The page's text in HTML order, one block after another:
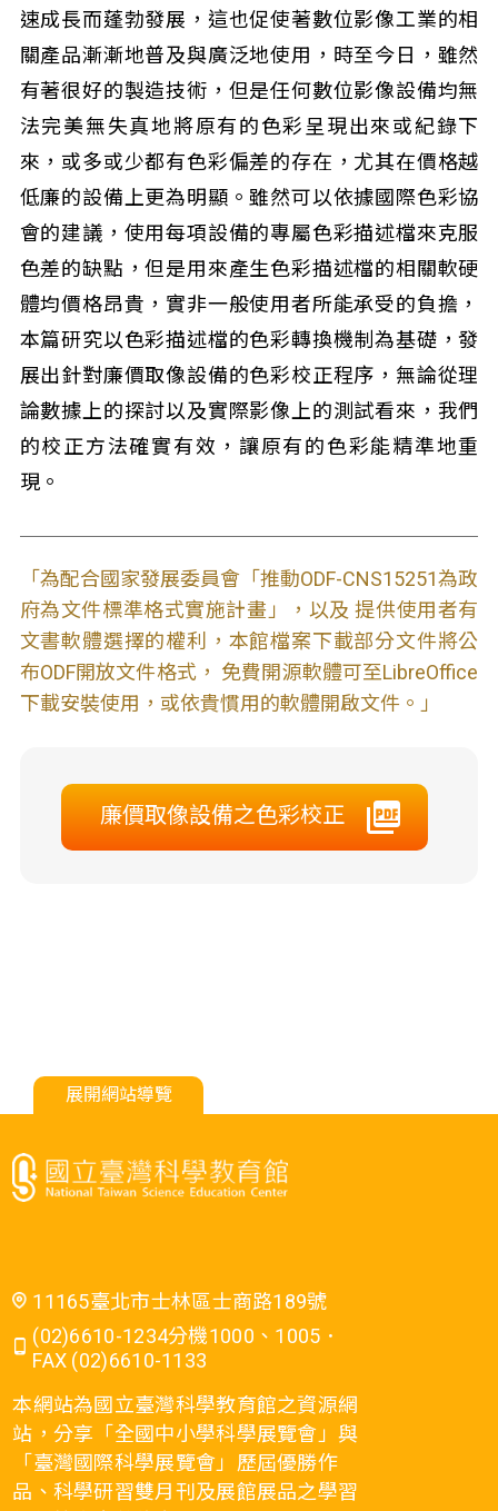
速成長而蓬勃發展，這也促使著數位影像工業的相
關產品漸漸地普及與廣泛地使用，時至今日，雖然
有著很好的製造技術，但是任何數位影像設備均無
法完美無失真地將原有的色彩呈現出來或紀錄下
來，或多或少都有色彩偏差的存在，尤其在價格越
低廉的設備上更為明顯。雖然可以依據國際色彩協
會的建議，使用每項設備的專屬色彩描述檔來克服
色差的缺點，但是用來產生色彩描述檔的相關軟硬
體均價格昂貴，實非一般使用者所能承受的負擔，
本篇研究以色彩描述檔的色彩轉換機制為基礎，發
展出針對廉價取像設備的色彩校正程序，無論從理
論數據上的探討以及實際影像上的測試看來，我們
的校正方法確實有效，讓原有的色彩能精準地重
現。
「為配合國家發展委員會「推動ODF-CNS15251為政
府為文件標準格式實施計畫」，以及 提供使用者有
文書軟體選擇的權利，本館檔案下載部分文件將公
布ODF開放文件格式， 免費開源軟體可至LibreOffice
下載安裝使用，或依貴慣用的軟體開啟文件。」
廉價取像設備之色彩校正
展開網站導覽
11165臺北市士林區士商路189號
(02)6610-1234分機1000、1005．
FAX (02)6610-1133
本網站為國立臺灣科學教育館之資源網
站，分享「全國中小學科學展覽會」與
「臺灣國際科學展覽會」歷屆優勝作
品、科學研習雙月刊及展館展品之學習